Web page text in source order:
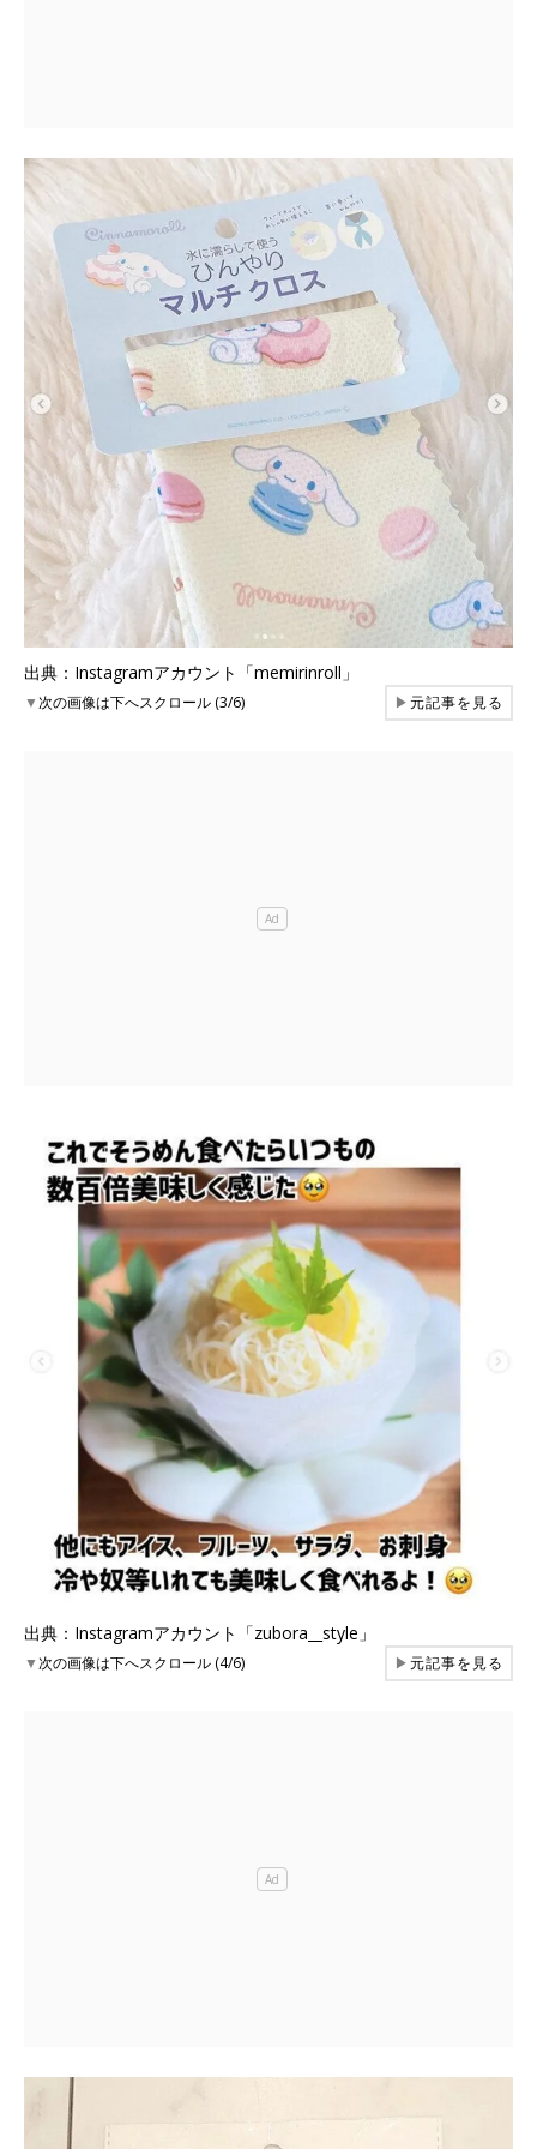
出典：Instagramアカウント「memirinroll」
▼次の画像は下へスクロール (3/6) ▶元記事を見る
出典：Instagramアカウント「zubora__style」
▼次の画像は下へスクロール (4/6) ▶元記事を見る